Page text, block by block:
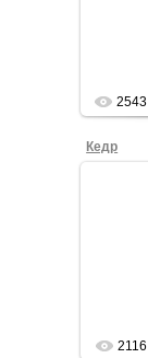
2543
Кедр
2116